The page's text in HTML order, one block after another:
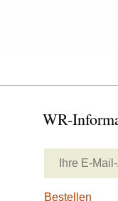
WR-